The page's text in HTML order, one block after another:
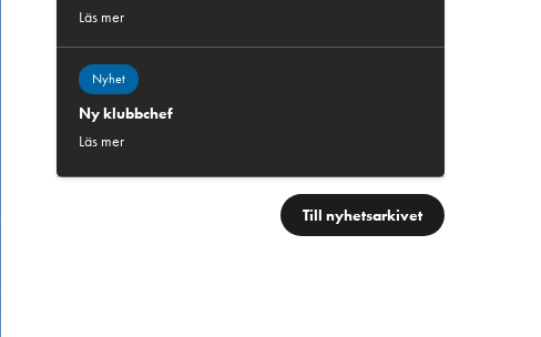
Läs mer
Nyhet
Ny klubbchef
Läs mer
Till nyhetsarkivet